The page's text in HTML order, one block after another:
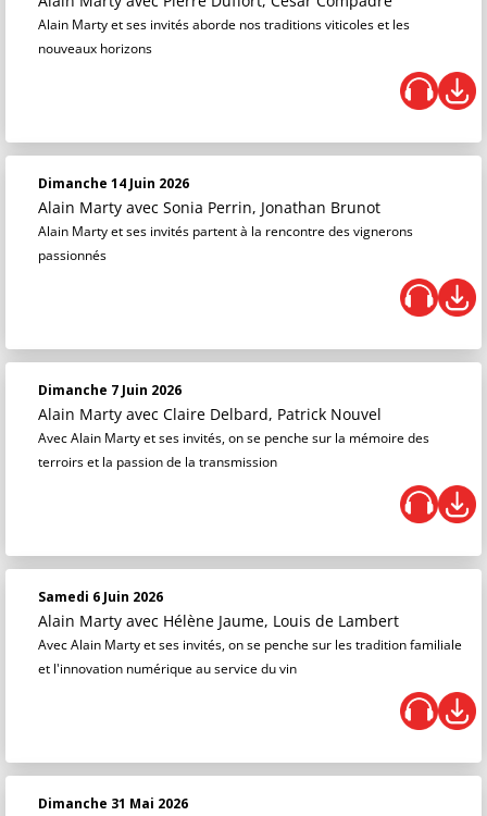
Alain Marty et ses invités aborde nos traditions viticoles et les
nouveaux horizons
Dimanche 14 Juin 2026
Alain Marty avec Sonia Perrin, Jonathan Brunot
Alain Marty et ses invités partent à la rencontre des vignerons
passionnés
Dimanche 7 Juin 2026
Alain Marty avec Claire Delbard, Patrick Nouvel
Avec Alain Marty et ses invités, on se penche sur la mémoire des
terroirs et la passion de la transmission
Samedi 6 Juin 2026
Alain Marty avec Hélène Jaume, Louis de Lambert
Avec Alain Marty et ses invités, on se penche sur les tradition familiale
et l'innovation numérique au service du vin
Dimanche 31 Mai 2026